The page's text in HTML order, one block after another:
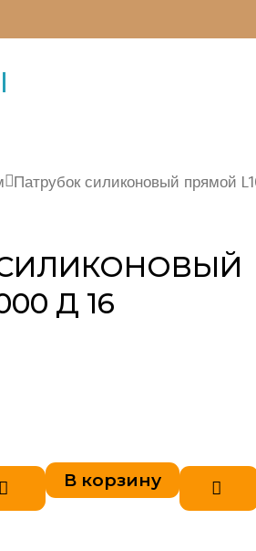
Патрубок силиконовый прямой
Д 16
В корзину